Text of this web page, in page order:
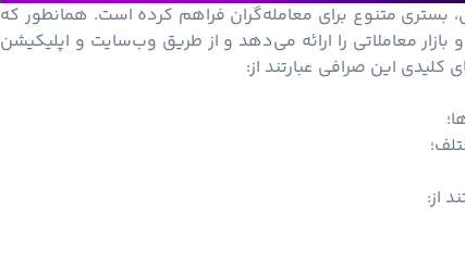
ارائه بیش از ۲۸ ارز دیجیتال، بستری متنوع برای معامله‌گران فراهم کرده است. همانطور که
معاملاتی را ارائه می‌دهد و از طریق وب‌سایت و اپلیکیشن
کلیدی این صرافی عبارتند از:
از: